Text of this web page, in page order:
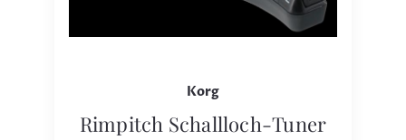
Korg
Rimpitch Schallloch-Tuner